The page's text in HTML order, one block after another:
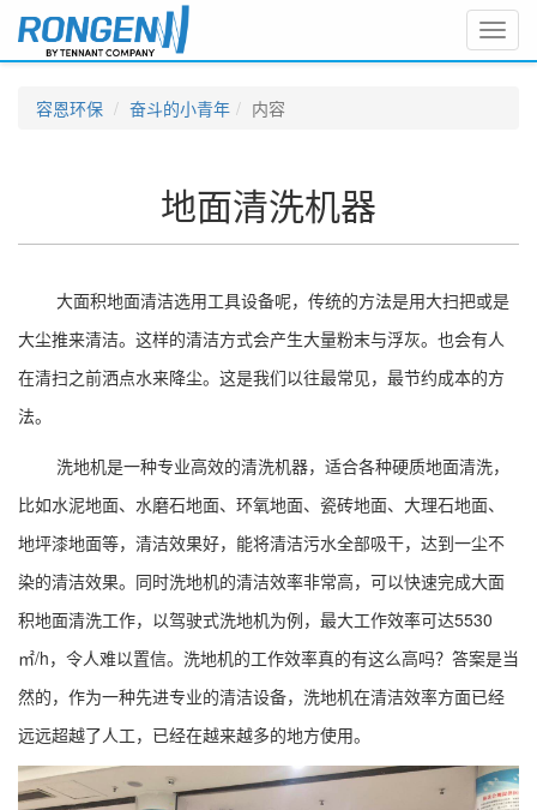
容恩环保 奋斗的小青年 内容
地面清洗机器
大面积地面清洁选用工具设备呢，传统的方法是用大扫把或是
大尘推来清洁。这样的清洁方式会产生大量粉末与浮灰。也会有人
在清扫之前洒点水来降尘。这是我们以往最常见，最节约成本的方
法。
洗地机是一种专业高效的清洗机器，适合各种硬质地面清洗，
比如水泥地面、水磨石地面、环氧地面、瓷砖地面、大理石地面、
地坪漆地面等，清洁效果好，能将清洁污水全部吸干，达到一尘不
染的清洁效果。同时洗地机的清洁效率非常高，可以快速完成大面
积地面清洗工作，以驾驶式洗地机为例，最大工作效率可达5530
㎡/h，令人难以置信。洗地机的工作效率真的有这么高吗？答案是当
然的，作为一种先进专业的清洁设备，洗地机在清洁效率方面已经
远远超越了人工，已经在越来越多的地方使用。